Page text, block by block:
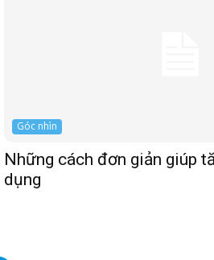
Góc nhìn
Những cách đơn giản giúp
dụng